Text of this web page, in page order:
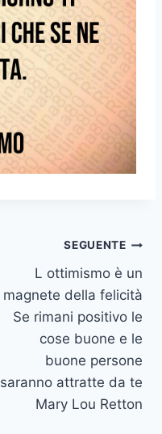
SEGUENTE
L ottimismo è un
magnete della felicità
Se rimani positivo le
cose buone e le
buone persone
saranno attratte da te
Mary Lou Retton